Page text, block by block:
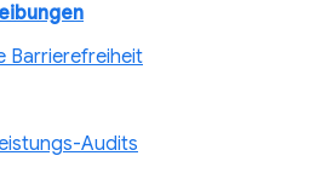
Barrierefreiheit
Audits